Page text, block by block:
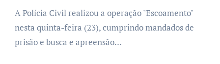
A Polícia Civil realizou a operação "Escoamento"
nesta quinta-feira (23), cumprindo mandados de
prisão e busca e apreensão…